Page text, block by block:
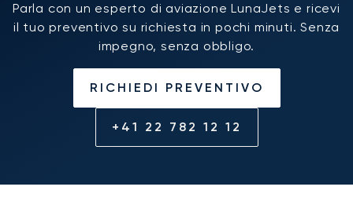
Parla con un esperto di aviazione LunaJets e ricevi
il tuo preventivo su richiesta in pochi minuti. Senza
impegno, senza obbligo.
RICHIEDI PREVENTIVO
+41 22 782 12 12